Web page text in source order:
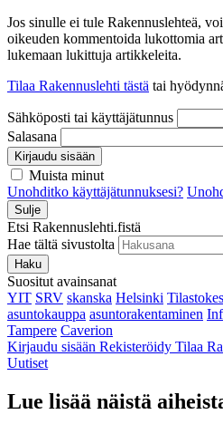
Jos sinulle ei tule Rakennuslehteä,
oikeuden kommentoida lukottomia
lukemaan lukittuja artikkeleita.
Tilaa Rakennuslehti tästä tai
Sähköposti tai käyttäjätunnus
Salasana
Kirjaudu sisään
Muista minut
Unohditko käyttäjätunnuksesi?
Sulje
Etsi Rakennuslehti.fistä
Hae tältä sivustolta
Haku
Suositut avainsanat
YIT SRV skanska Helsinki
asuntokauppa asuntorakentaminen
Tampere Caverion
Kirjaudu sisään Rekisteröidy Tilaa
Uutiset
Lue lisää näistä